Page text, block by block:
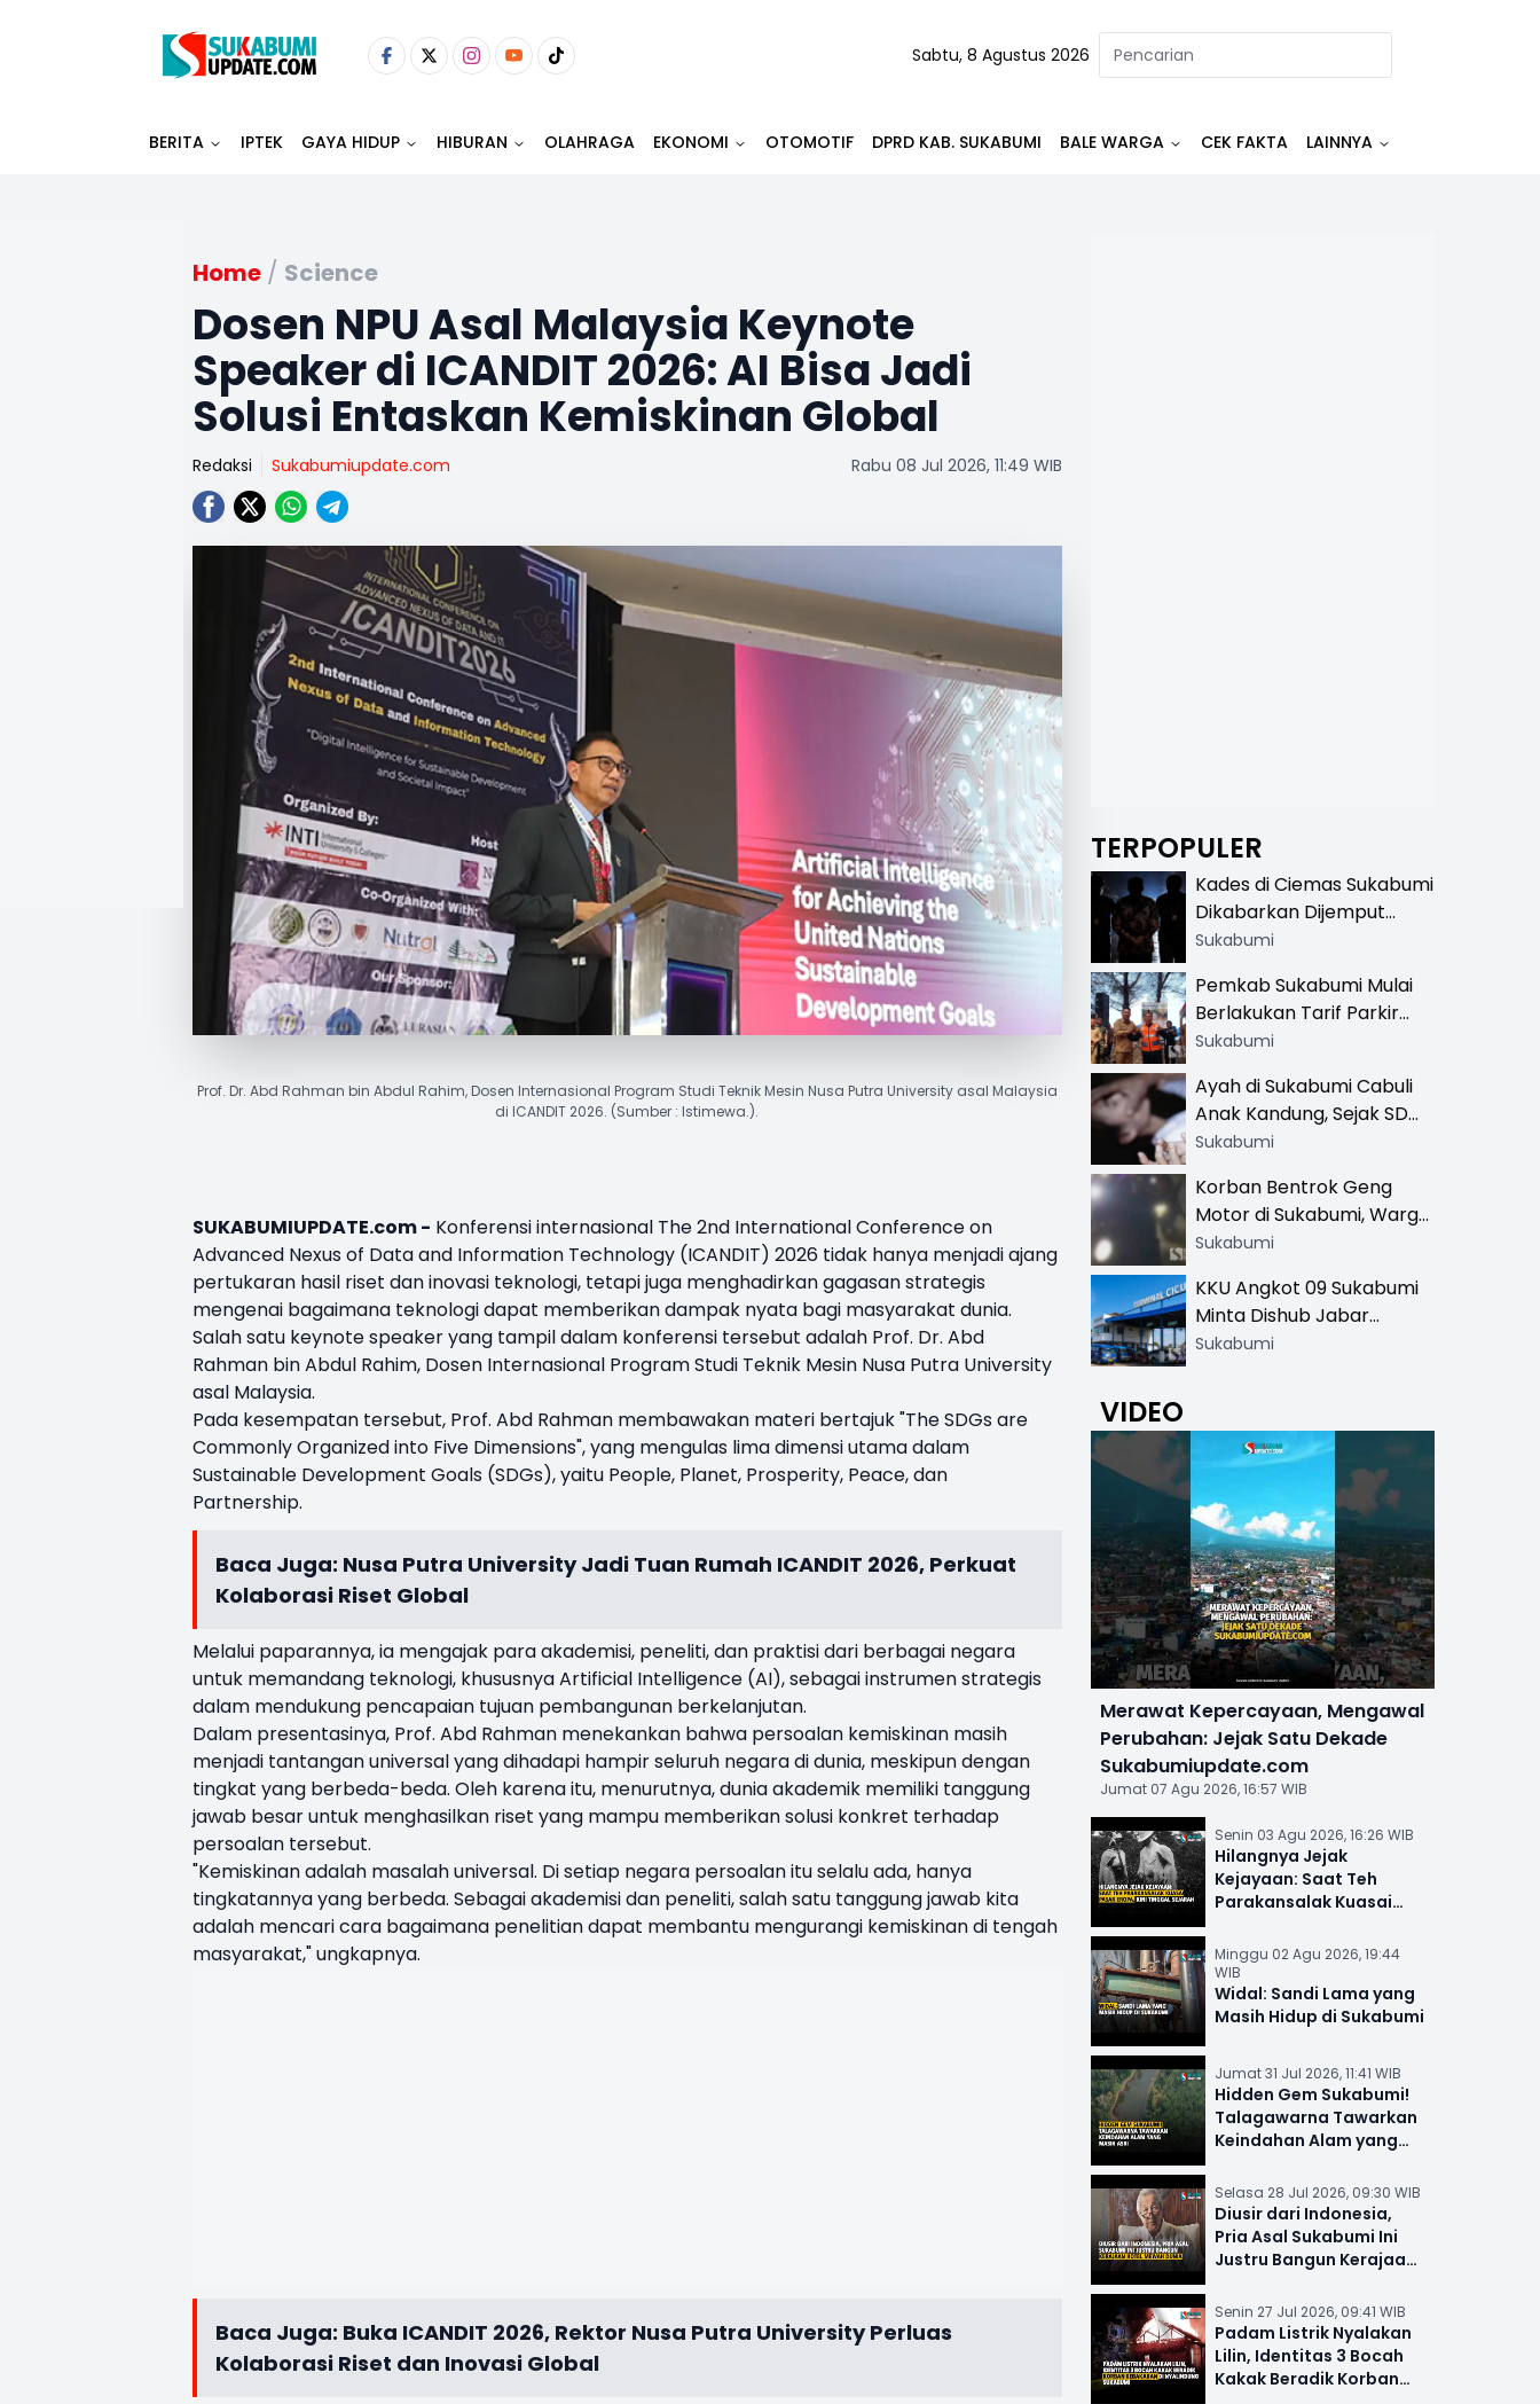
Sabtu, 8 Agustus 2026
BERITA IPTEK GAYA HIDUP HIBURAN OLAHRAGA EKONOMI OTOMOTIF DPRD KAB. SUKABUMI BALE WARGA CEK FAKTA LAINNYA
Home / Science
Dosen NPU Asal Malaysia Keynote
Speaker di ICANDIT 2026: AI Bisa Jadi
Solusi Entaskan Kemiskinan Global
Redaksi Sukabumiupdate.com Rabu 08 Jul 2026, 11:49 WIB
Prof. Dr. Abd Rahman bin Abdul Rahim, Dosen Internasional Program Studi Teknik Mesin Nusa Putra University asal Malaysia
di ICANDIT 2026. (Sumber : Istimewa.).
SUKABUMIUPDATE.com - Konferensi internasional The 2nd International Conference on
Advanced Nexus of Data and Information Technology (ICANDIT) 2026 tidak hanya menjadi ajang
pertukaran hasil riset dan inovasi teknologi, tetapi juga menghadirkan gagasan strategis
mengenai bagaimana teknologi dapat memberikan dampak nyata bagi masyarakat dunia.
Salah satu keynote speaker yang tampil dalam konferensi tersebut adalah Prof. Dr. Abd
Rahman bin Abdul Rahim, Dosen Internasional Program Studi Teknik Mesin Nusa Putra University
asal Malaysia.
Pada kesempatan tersebut, Prof. Abd Rahman membawakan materi bertajuk "The SDGs are
Commonly Organized into Five Dimensions", yang mengulas lima dimensi utama dalam
Sustainable Development Goals (SDGs), yaitu People, Planet, Prosperity, Peace, dan
Partnership.
Baca Juga: Nusa Putra University Jadi Tuan Rumah ICANDIT 2026, Perkuat
Kolaborasi Riset Global
Melalui paparannya, ia mengajak para akademisi, peneliti, dan praktisi dari berbagai negara
untuk memandang teknologi, khususnya Artificial Intelligence (AI), sebagai instrumen strategis
dalam mendukung pencapaian tujuan pembangunan berkelanjutan.
Dalam presentasinya, Prof. Abd Rahman menekankan bahwa persoalan kemiskinan masih
menjadi tantangan universal yang dihadapi hampir seluruh negara di dunia, meskipun dengan
tingkat yang berbeda-beda. Oleh karena itu, menurutnya, dunia akademik memiliki tanggung
jawab besar untuk menghasilkan riset yang mampu memberikan solusi konkret terhadap
persoalan tersebut.
"Kemiskinan adalah masalah universal. Di setiap negara persoalan itu selalu ada, hanya
tingkatannya yang berbeda. Sebagai akademisi dan peneliti, salah satu tanggung jawab kita
adalah mencari cara bagaimana penelitian dapat membantu mengurangi kemiskinan di tengah
masyarakat," ungkapnya.
Baca Juga: Buka ICANDIT 2026, Rektor Nusa Putra University Perluas
Kolaborasi Riset dan Inovasi Global
TERPOPULER
Kades di Ciemas Sukabumi
Dikabarkan Dijemput
Satnarkoba, Polisi
Sukabumi
Pemkab Sukabumi Mulai
Berlakukan Tarif Parkir
Resmi di 13 Lokasi Wisata,
Khusus
Sukabumi
Ayah di Sukabumi Cabuli
Anak Kandung, Sejak SD
Hingga SMA
Sukabumi
Korban Bentrok Geng
Motor di Sukabumi, Warga
dan Sopir Tangki
Sukabumi
KKU Angkot 09 Sukabumi
Minta Dishub Jabar
Tertibkan Trayek Ciawi-
Sukabumi
VIDEO
Merawat Kepercayaan, Mengawal
Perubahan: Jejak Satu Dekade
Sukabumiupdate.com
Jumat 07 Agu 2026, 16:57 WIB
Senin 03 Agu 2026, 16:26 WIB
Hilangnya Jejak
Kejayaan: Saat Teh
Parakansalak Kuasai
Sejarah
Minggu 02 Agu 2026, 19:44
WIB
Widal: Sandi Lama yang
Masih Hidup di Sukabumi
Jumat 31 Jul 2026, 11:41 WIB
Hidden Gem Sukabumi!
Talagawarna Tawarkan
Keindahan Alam yang
Selasa 28 Jul 2026, 09:30 WIB
Diusir dari Indonesia,
Pria Asal Sukabumi Ini
Justru Bangun Kerajaan
Senin 27 Jul 2026, 09:41 WIB
Padam Listrik Nyalakan
Lilin, Identitas 3 Bocah
Kakak Beradik Korban